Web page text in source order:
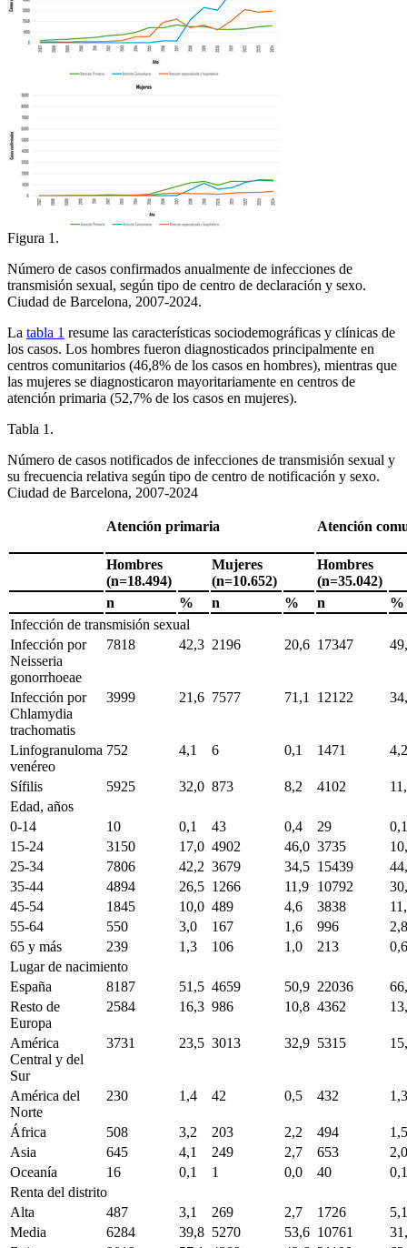
Figura 1.
Número de casos confirmados anualmente de infecciones de
transmisión sexual, según tipo de centro de declaración y sexo.
Ciudad de Barcelona, 2007-2024.
La tabla 1 resume las características sociodemográficas y clínicas de
los casos. Los hombres fueron diagnosticados principalmente en
centros comunitarios (46,8% de los casos en hombres), mientras que
las mujeres se diagnosticaron mayoritariamente en centros de
atención primaria (52,7% de los casos en mujeres).
Tabla 1.
Número de casos notificados de infecciones de transmisión sexual y
su frecuencia relativa según tipo de centro de notificación y sexo.
Ciudad de Barcelona, 2007-2024
Atención primaria Atención
Hombres
(n=18.494)
Mujeres
(n=10.652)
Hombres
(n=35.042)
n
% n % n
%
Infección de transmisión sexual
Infección por
Neisseria
gonorrhoeae
7818 42,3 2196 20,6 17347
Infección por
Chlamydia
trachomatis
3999 21,6 7577 71,1 12122
Linfogranuloma
venéreo
752 4,1 6 0,1 1471
Sífilis 5925 32,0 873 8,2 4102
Edad, años
0-14
10 0,1 43 0,4 29
15-24
3150 17,0 4902 46,0 3735
25-34
7806 42,2 3679 34,5 15439
35-44
4894 26,5 1266 11,9 10792
45-54
1845 10,0 489 4,6 3838
55-64
550 3,0 167 1,6 996
65 y más
239 1,3 106 1,0 213
Lugar de nacimiento
España
8187 51,5 4659 50,9 22036
Resto de
Europa
2584 16,3 986 10,8 4362
América
Central y del
Sur
3731 23,5 3013 32,9 5315
América del
Norte
230 1,4 42 0,5 432
África 508 3,2 203 2,2 494
Asia
645 4,1 249 2,7 653
Oceanía
16 0,1 1 0,0 40
Renta del distrito
Alta
487 3,1 269 2,7 1726
Media
6284 39,8 5270 53,6 10761